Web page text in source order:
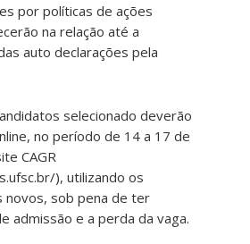
por políticas de ações
na relação até a
auto declarações pela
selecionado deverão
no período de 14 a 17 de
CAGR
), utilizando os
novos, sob pena de ter
admissão e a perda da vaga.